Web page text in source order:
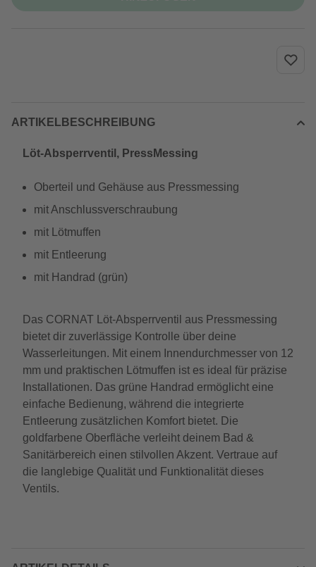
ARTIKELBESCHREIBUNG
Löt-Absperrventil, PressMessing
Oberteil und Gehäuse aus Pressmessing
mit Anschlussverschraubung
mit Lötmuffen
mit Entleerung
mit Handrad (grün)
Das CORNAT Löt-Absperrventil aus Pressmessing
bietet dir zuverlässige Kontrolle über deine
Wasserleitungen. Mit einem Innendurchmesser von 12
mm und praktischen Lötmuffen ist es ideal für präzise
Installationen. Das grüne Handrad ermöglicht eine
einfache Bedienung, während die integrierte
Entleerung zusätzlichen Komfort bietet. Die
goldfarbene Oberfläche verleiht deinem Bad &
Sanitärbereich einen stilvollen Akzent. Vertraue auf
die langlebige Qualität und Funktionalität dieses
Ventils.